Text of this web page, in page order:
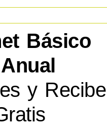
Básico
y Recibe